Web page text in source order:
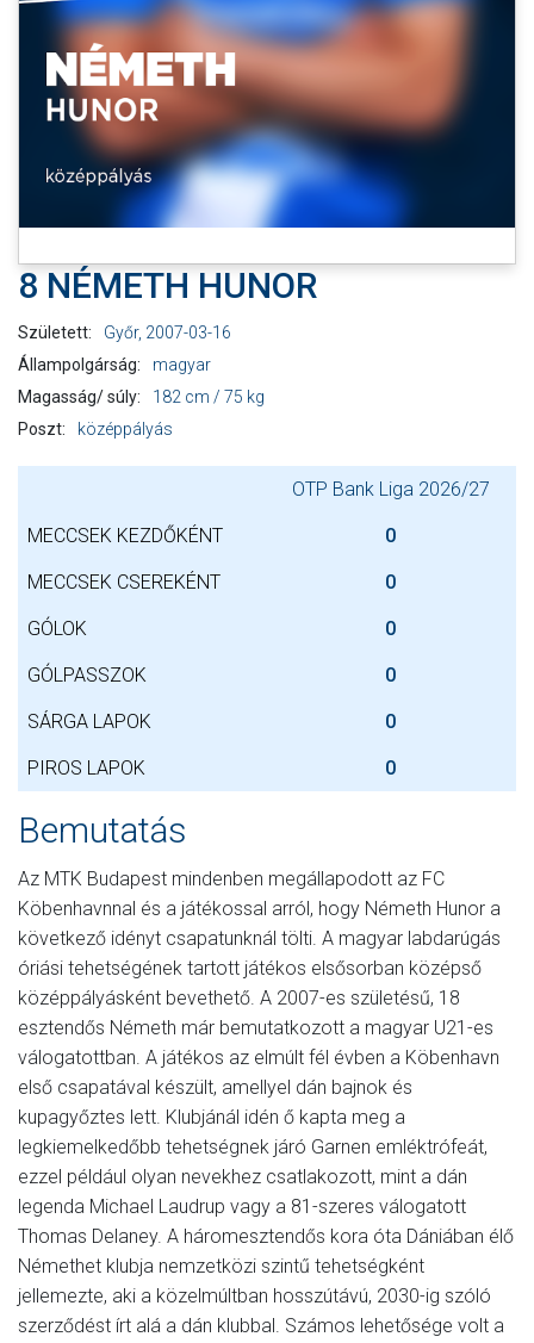
8 NÉMETH HUNOR
Született:
Győr, 2007-03-16
Állampolgárság:
magyar
Magasság/ súly:
182 cm / 75 kg
Poszt:
középpályás
OTP Bank Liga 2026/27
MECCSEK KEZDŐKÉNT 0
MECCSEK CSEREKÉNT 0
GÓLOK 0
GÓLPASSZOK 0
SÁRGA LAPOK 0
PIROS LAPOK 0
Bemutatás
Az MTK Budapest mindenben megállapodott az FC
Köbenhavnnal és a játékossal arról, hogy Németh Hunor a
következő idényt csapatunknál tölti. A magyar labdarúgás
óriási tehetségének tartott játékos elsősorban középső
középpályásként bevethető. A 2007-es születésű, 18
esztendős Németh már bemutatkozott a magyar U21-es
válogatottban. A játékos az elmúlt fél évben a Köbenhavn
első csapatával készült, amellyel dán bajnok és
kupagyőztes lett. Klubjánál idén ő kapta meg a
legkiemelkedőbb tehetségnek járó Garnen emléktrófeát,
ezzel például olyan nevekhez csatlakozott, mint a dán
legenda Michael Laudrup vagy a 81-szeres válogatott
Thomas Delaney. A háromesztendős kora óta Dániában élő
Némethet klubja nemzetközi szintű tehetségként
jellemezte, aki a közelmúltban hosszútávú, 2030-ig szóló
szerződést írt alá a dán klubbal. Számos lehetősége volt a